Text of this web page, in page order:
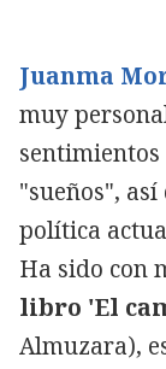
Juanma
muy
"sueños",
política
Ha sido con
libro 'El
Almuzara),